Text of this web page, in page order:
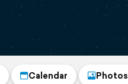
Calendar Photos